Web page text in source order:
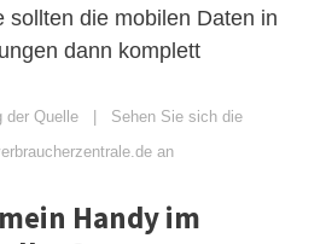
sollten die mobilen Daten in
dann komplett
der Quelle | Sehen Sie sich die
an
Handy im